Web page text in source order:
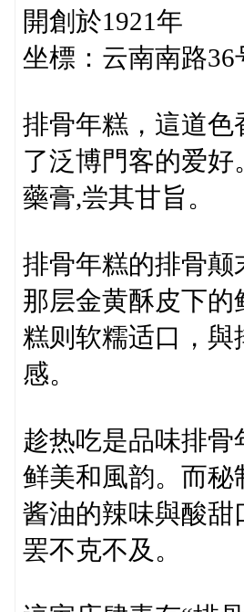
開創於1921年
坐標：云南南路36
排骨年糕，這道
了泛博門客的爱
藥膏,尝其甘旨。
排骨年糕的排骨
那层金黄酥皮下
糕则软糯适口，
感。
趁热吃是品味排
鲜美和風韵。而
酱油的辣味與酸
罢不克不及。